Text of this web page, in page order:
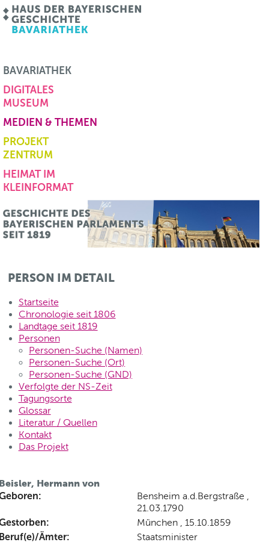
BAVARIATHEK
DIGITALES
MUSEUM
MEDIEN & THEMEN
PROJEKT
ZENTRUM
HEIMAT IM
KLEINFORMAT
PERSON IM DETAIL
Startseite
Chronologie seit 1806
Landtage seit 1819
Personen
Personen-Suche (Namen)
Personen-Suche (Ort)
Personen-Suche (GND)
Verfolgte der NS-Zeit
Tagungsorte
Glossar
Literatur / Quellen
Kontakt
Das Projekt
Hermann von
Bensheim a.d.Bergstraße ,
21.03.1790
München , 15.10.1859
Ämter: Staatsminister